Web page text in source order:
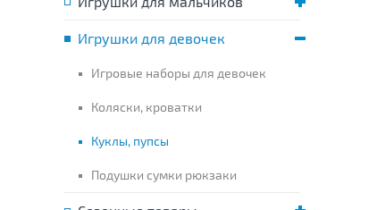
Игрушки для девочек
Игровые наборы для девочек
Коляски, кроватки
Куклы, пупсы
Подушки сумки рюкзаки